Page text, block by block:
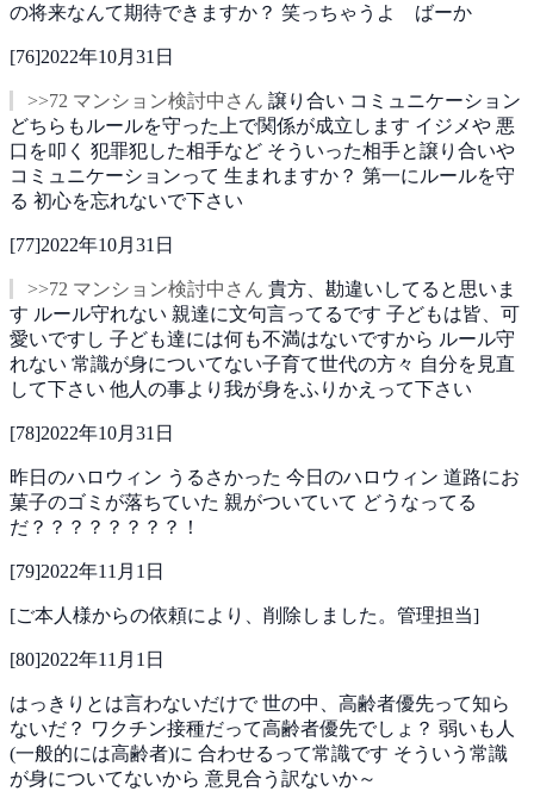
の将来なんて期待できますか？ 笑っちゃうよ ばーか
[76]2022年10月31日
>>72 マンション検討中さん 譲り合い コミュニケーション
どちらもルールを守った上で関係が成立します イジメや 悪
口を叩く 犯罪犯した相手など そういった相手と譲り合いや
コミュニケーションって 生まれますか？ 第一にルールを守
る 初心を忘れないで下さい
[77]2022年10月31日
>>72 マンション検討中さん 貴方、勘違いしてると思いま
す ルール守れない 親達に文句言ってるです 子どもは皆、可
愛いですし 子ども達には何も不満はないですから ルール守
れない 常識が身についてない子育て世代の方々 自分を見直
して下さい 他人の事より我が身をふりかえって下さい
[78]2022年10月31日
昨日のハロウィン うるさかった 今日のハロウィン 道路にお
菓子のゴミが落ちていた 親がついていて どうなってる
だ？？？？？？？？！
[79]2022年11月1日
[ご本人様からの依頼により、削除しました。管理担当]
[80]2022年11月1日
はっきりとは言わないだけで世の中、高齢者優先って知ら
ないだ？ ワクチン接種だって高齢者優先でしょ？ 弱いも人
(一般的には高齢者)に 合わせるって常識です そういう常識
が身についてないから 意見合う訳ないか～